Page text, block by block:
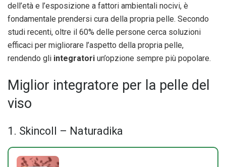
dell’età e l’esposizione a fattori ambientali nocivi, è
fondamentale prendersi cura della propria pelle. Secondo
studi recenti, oltre il 60% delle persone cerca soluzioni
efficaci per migliorare l’aspetto della propria pelle,
rendendo gli integratori un’opzione sempre più popolare.
Miglior integratore per la pelle del
viso
1. Skincoll – Naturadika